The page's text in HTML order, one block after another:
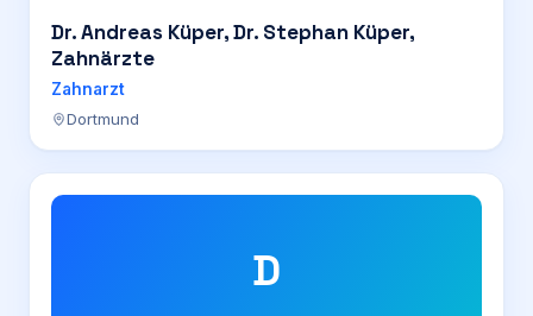
Dr. Andreas Küper, Dr. Stephan Küper,
Zahnärzte
Zahnarzt
Dortmund
D